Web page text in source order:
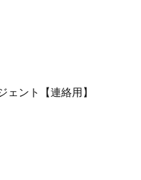
ェント【連絡用】